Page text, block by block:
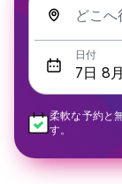
どこへ
日付
柔軟な予約と
す。